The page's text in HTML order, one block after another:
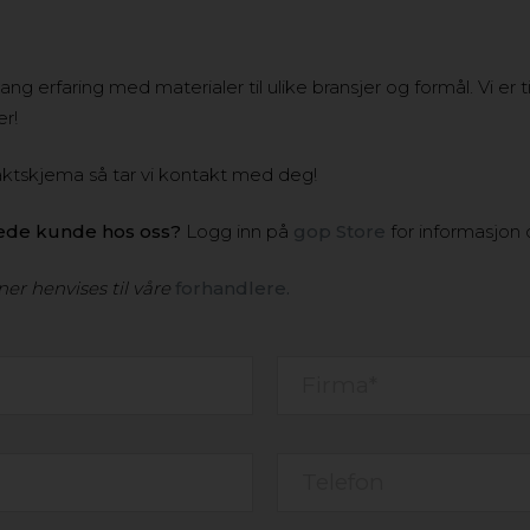
erfaring med materialer til ulike bransjer og formål. Vi
så tar vi kontakt med deg!
kunde hos oss? Logg inn på gop Store for informasjon
henvises til våre forhandlere.